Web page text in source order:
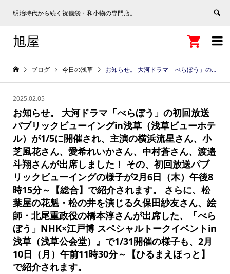
明治時代から続く祝儀袋・和小物の専門店。

旭屋 
ブログ 今日の浅草 お知らせ。 大河ドラマ「べらぼう」の初回放送パブリックビューイングin浅草（浅草ビューホテル）が1/5に開催され、主演の横浜流星さん、小芝風花さん、愛希れいかさん、中村蒼さん、渡邉斗翔さんが出席しました！ その、初回放送パブリックビューイングの様子が2月6日（木）午後8時15分～【総合】で紹介されます。 さらに、松葉屋の花魁・松の井を演じる久保田紗友さん、絵師・北尾重政役の橋本淳さんが出席した、「べらぼう」NHK×江戸博 スペシャルトークイベントin浅草（浅草公会堂）』で1/31開催の様子も、2月10日（月）午前11時30分～【ひるまえほっと】で紹介されます。
2025.02.05
お知らせ。 大河ドラマ「べらぼう」の初回放送
パブリックビューイングin浅草（浅草ビューホテ
ル）が1/5に開催され、主演の横浜流星さん、小
芝風花さん、愛希れいかさん、中村蒼さん、渡邉
斗翔さんが出席しました！ その、初回放送パブ
リックビューイングの様子が2月6日（木）午後8
時15分～【総合】で紹介されます。 さらに、松
葉屋の花魁・松の井を演じる久保田紗友さん、絵
師・北尾重政役の橋本淳さんが出席した、「べら
ぼう」NHK×江戸博 スペシャルトークイベントin
浅草（浅草公会堂）』で1/31開催の様子も、2月
10日（月）午前11時30分～【ひるまえほっと】
で紹介されます。